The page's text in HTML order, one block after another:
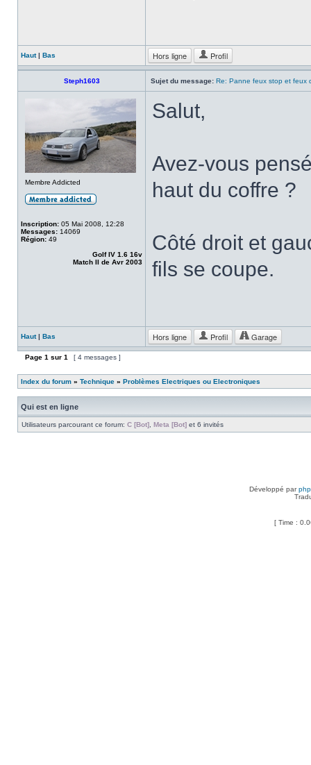
Haut| Bas Hors ligne Profil
Steph1603 Sujet du message: Re: Panne feux stop et feux
Membre Addicted
Inscription: 05 Mai 2008, 12:28
Messages: 14069
Région: 49
Golf IV 1.6 16v
Match II de Avr 2003
Salut,
Avez-vous
haut du coffre ?
Côté droit et
fils se coupe.
Haut| Bas Hors ligne Profil Garage
Page 1 sur 1 [ 4 messages ]
Index du forum » Technique » Problèmes Electriques ou Electroniques
Qui est en ligne
Utilisateurs parcourant ce forum: C [Bot] Meta [Bot] et 6 invités
Développé par
[ Time :